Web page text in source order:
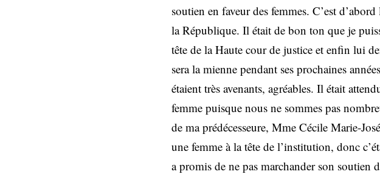
soutien en faveur des femmes. C’est
la République. Il était de bon ton que je
tête de la Haute cour de justice et enfin lui
sera la mienne pendant ses prochaines
étaient très avenants, agréables. Il était
femme puisque nous ne sommes pas
de ma prédécesseure, Mme Cécile Marie-
une femme à la tête de l’institution, donc
a promis de ne pas marchander son soutien